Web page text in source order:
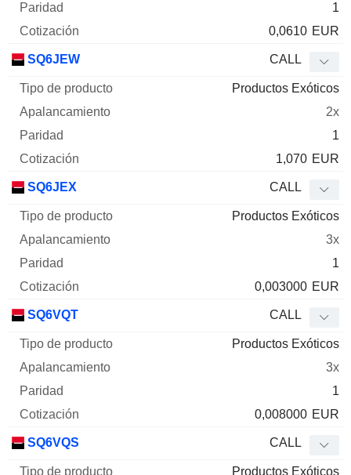
1
0,0610 EUR
SQ6JEW CALL
Productos Exóticos
2x
1
1,070 EUR
SQ6JEX CALL
Productos Exóticos
3x
1
0,003000 EUR
SQ6VQT CALL
Productos Exóticos
3x
1
0,008000 EUR
SQ6VQS CALL
Productos Exóticos